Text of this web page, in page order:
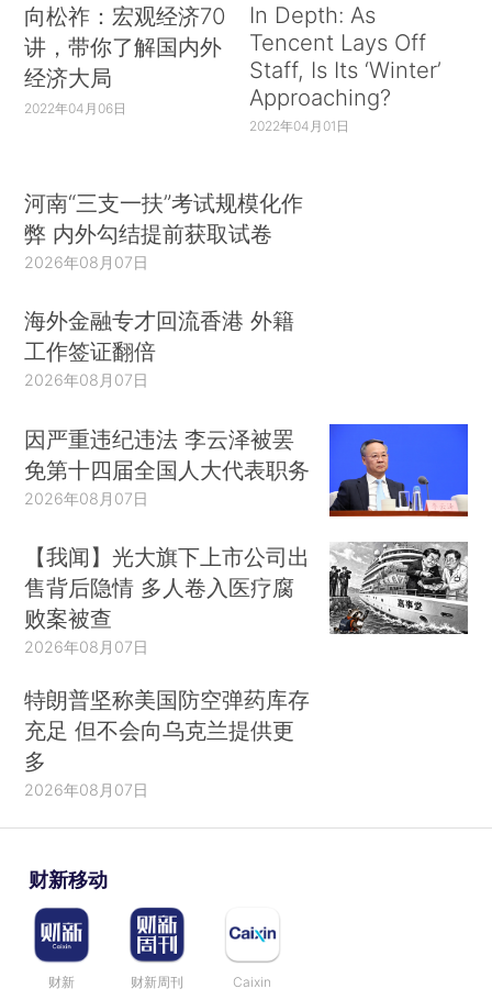
向松祚：宏观经济70
讲，带你了解国内外
经济大局
2022年04月06日
In Depth: As
Tencent Lays Off
Staff, Is Its ‘Winter’
Approaching?
2022年04月01日
河南“三支一扶”考试规模化作
弊 内外勾结提前获取试卷
2026年08月07日
海外金融专才回流香港 外籍
工作签证翻倍
2026年08月07日
因严重违纪违法 李云泽被罢
免第十四届全国人大代表职务
2026年08月07日
【我闻】光大旗下上市公司出
售背后隐情 多人卷入医疗腐
败案被查
2026年08月07日
特朗普坚称美国防空弹药库存
充足 但不会向乌克兰提供更
多
2026年08月07日
财新移动
财新 财新周刊 Caixin